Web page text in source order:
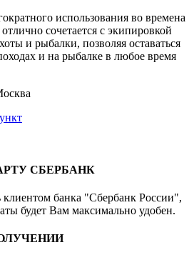
использования во времена
сочетается с экипировкой
и рыбалки, позволяя оставаться
и на рыбалке в любое время
СБЕРБАНК
клиентом банка "Сбербанк России",
будет Вам максимально удобен.